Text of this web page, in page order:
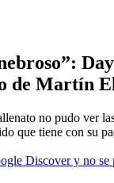
de Martín
no pudo ver
que tiene con su
Discover y no se